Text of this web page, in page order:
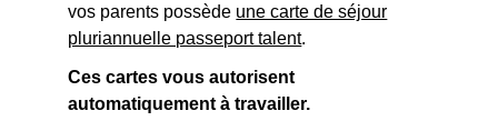
vos parents possède une carte de séjour
pluriannuelle passeport talent.
Ces cartes vous autorisent
automatiquement à travailler.